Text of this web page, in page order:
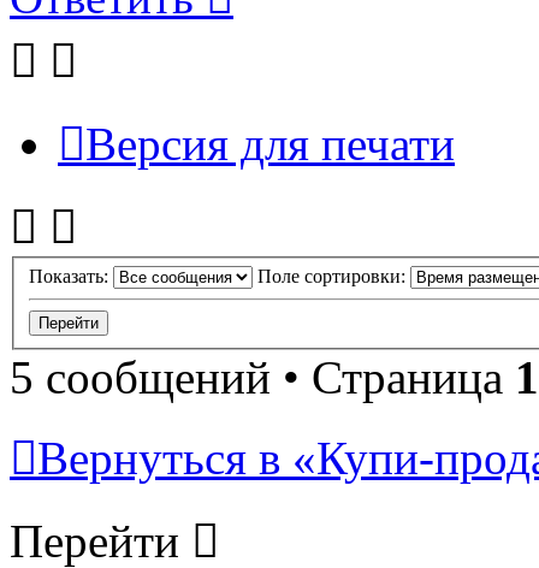
Версия для печати
Показать: Поле сортировки:
5 сообщений • Страница 1
Вернуться в «Купи-
Перейти